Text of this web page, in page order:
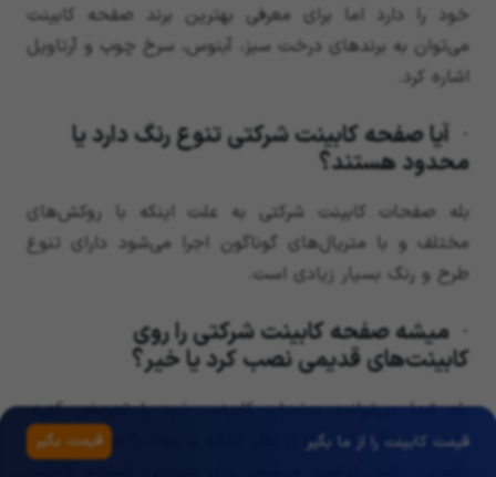
خود را دارد اما برای معرفی بهترین برند صفحه کابینت
می‌توان به برند‌های درخت سبز، آبنوس، سرخ چوب و آرتاویل
اشاره کرد.
· آیا صفحه کابینت شرکتی تنوع رنگ دارد یا
محدود هستند؟
بله صفحات کابینت شرکتی به علت اینکه با روکش‌های
مختلف و با متریال‌های گوناگون اجرا می‌شود دارای تنوع
طرح و رنگ بسیار زیادی است.
· میشه صفحه کابینت شرکتی را روی
کابینت‌های قدیمی نصب کرد یا خیر؟
بله شما می‌توانید صفحات کابینت خود را تعویض کنید،
فقط باید دقت کنید که از نظر اندازه و ابعاد با صفحات قبلی
قیمت کابینت را از ما بگیر قیمت بگیر